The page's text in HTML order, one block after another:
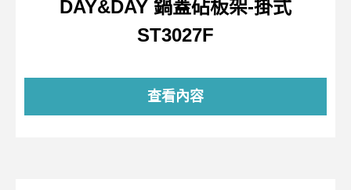
DAY&DAY 鍋蓋砧板架-掛式
ST3027F
查看內容